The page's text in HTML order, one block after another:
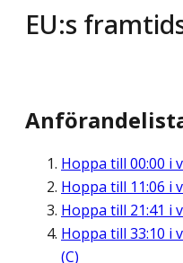
EU:s
Hoppa till 00:00 i
Hoppa till 11:06 i
Hoppa till 21:41 i
Hoppa till 33:10 i
(C)